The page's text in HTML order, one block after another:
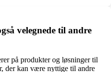
velegnede til andre
på produkter og løsninger til
der kan være nyttige til andre